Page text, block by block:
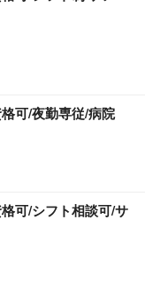
可/夜勤専従/病院
可/シフト相談可/サ